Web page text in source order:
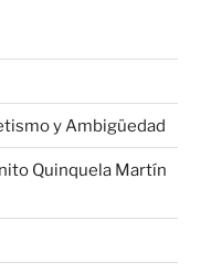
y Ambigüedad
Quinquela Martín